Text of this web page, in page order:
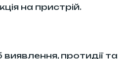
на пристрій.
протидії та